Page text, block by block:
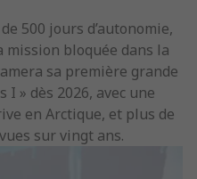
500 jours d’autonomie,
mission bloquée dans la
sa première grande
» dès 2026, avec une
en Arctique, et plus de
sur vingt ans.